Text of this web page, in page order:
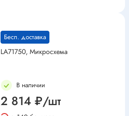
Бесп. доставка
LA71750, Микросхема
В наличии
2 814 ₽/шт